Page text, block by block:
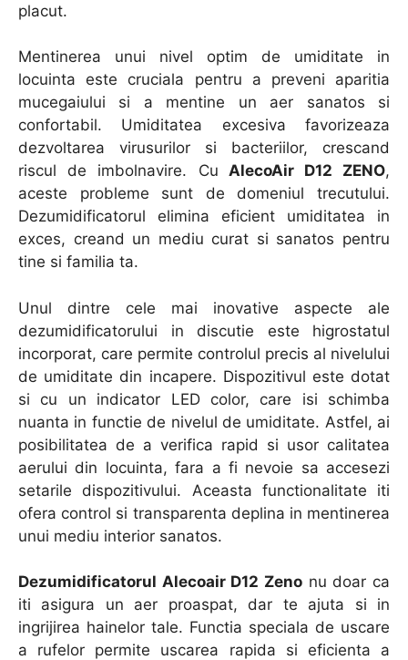
placut.
Mentinerea unui nivel optim de umiditate in
locuinta este cruciala pentru a preveni aparitia
mucegaiului si a mentine un aer sanatos si
confortabil. Umiditatea excesiva favorizeaza
dezvoltarea virusurilor si bacteriilor, crescand
riscul de imbolnavire. Cu AlecoAir D12 ZENO,
aceste probleme sunt de domeniul trecutului.
Dezumidificatorul elimina eficient umiditatea in
exces, creand un mediu curat si sanatos pentru
tine si familia ta.
Unul dintre cele mai inovative aspecte ale
dezumidificatorului in discutie este higrostatul
incorporat, care permite controlul precis al nivelului
de umiditate din incapere. Dispozitivul este dotat
si cu un indicator LED color, care isi schimba
nuanta in functie de nivelul de umiditate. Astfel, ai
posibilitatea de a verifica rapid si usor calitatea
aerului din locuinta, fara a fi nevoie sa accesezi
setarile dispozitivului. Aceasta functionalitate iti
ofera control si transparenta deplina in mentinerea
unui mediu interior sanatos.
Dezumidificatorul Alecoair D12 Zeno nu doar ca
iti asigura un aer proaspat, dar te ajuta si in
ingrijirea hainelor tale. Functia speciala de uscare
a rufelor permite uscarea rapida si eficienta a